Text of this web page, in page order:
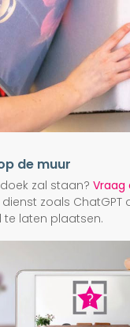
de muur
zal staan? Vraag
zoals ChatGPT
te laten plaatsen.